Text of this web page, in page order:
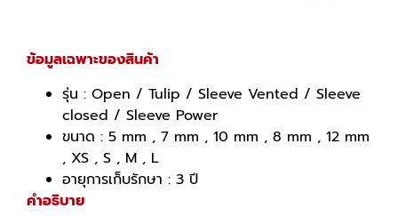
ข้อมูลเฉพาะของสินค้า
รุ่น : Open / Tulip / Sleeve Vented / Sleeve
closed / Sleeve Power
ขนาด : 5 mm , 7 mm , 10 mm , 8 mm , 12 mm
, XS , S , M , L
อายุการเก็บรักษา : 3 ปี
คำอธิบาย